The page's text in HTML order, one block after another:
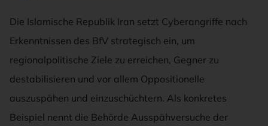
Die Islamische Republik Iran setzt Cyberangriffe nach
Erkenntnissen des BfV strategisch ein, um
regionalpolitische Ziele zu erreichen, Gegner zu
destabilisieren und vor allem Oppositionelle
auszuspähen und einzuschüchtern. Als konkretes
Beispiel nennt die Behörde Ausspähversuche der